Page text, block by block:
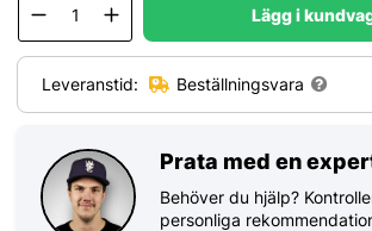
Lägg i
Leveranstid: Beställningsvara
Prata med en
Behöver du hjälp?
personliga